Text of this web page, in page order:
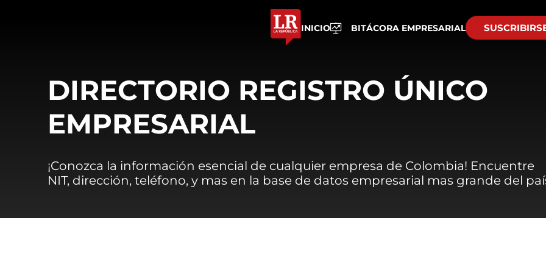
INICIO BITÁCORA EMPRESARIAL
DIRECTORIO REGISTRO ÚNICO
EMPRESARIAL
¡Conozca la información esencial de cualquier empresa de Colombia! Encuentre
NIT, dirección, teléfono, y mas en la base de datos empresarial mas grande del